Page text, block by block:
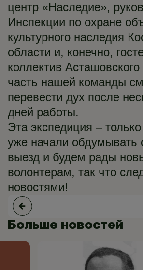
центр «Наследие»,
Инспекции по охране
культурного наследия
области и, конечно,
коллектив
часть нашей команды
перевести дух после
дней работы.
Эта экспедиция –
уже начали
выезд и будем рады
волонтерам, так что
новостями!
Больше новостей